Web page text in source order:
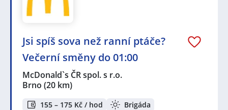
Jsi spíš sova než ranní ptáče?
Večerní směny do 01:00
McDonald`s ČR spol. s r.o.
Brno (20 km)
155 – 175 Kč / hod Brigáda